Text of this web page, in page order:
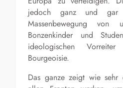
jedoch ganz und gar
Massenbewegung von
Bonzenkinder und
ideologischen
Bourgeoisie.
Das ganze zeigt wie sehr